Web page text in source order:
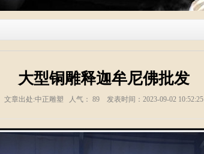
大型铜雕释迦牟尼佛批发
文章出处:中正雕塑 人气： 89 发表时间：2023-09-02 10:52:25